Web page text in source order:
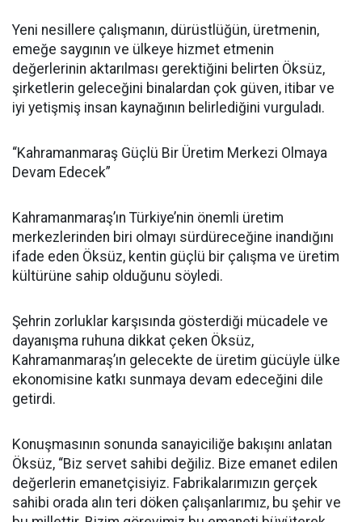
Yeni nesillere çalışmanın, dürüstlüğün, üretmenin,
emeğe saygının ve ülkeye hizmet etmenin
değerlerinin aktarılması gerektiğini belirten Öksüz,
şirketlerin geleceğini binalardan çok güven, itibar ve
iyi yetişmiş insan kaynağının belirlediğini vurguladı.
“Kahramanmaraş Güçlü Bir Üretim Merkezi Olmaya
Devam Edecek”
Kahramanmaraş’ın Türkiye’nin önemli üretim
merkezlerinden biri olmayı sürdüreceğine inandığını
ifade eden Öksüz, kentin güçlü bir çalışma ve üretim
kültürüne sahip olduğunu söyledi.
Şehrin zorluklar karşısında gösterdiği mücadele ve
dayanışma ruhuna dikkat çeken Öksüz,
Kahramanmaraş’ın gelecekte de üretim gücüyle ülke
ekonomisine katkı sunmaya devam edeceğini dile
getirdi.
Konuşmasının sonunda sanayiciliğe bakışını anlatan
Öksüz, “Biz servet sahibi değiliz. Bize emanet edilen
değerlerin emanetçisiyiz. Fabrikalarımızın gerçek
sahibi orada alın teri döken çalışanlarımız, bu şehir ve